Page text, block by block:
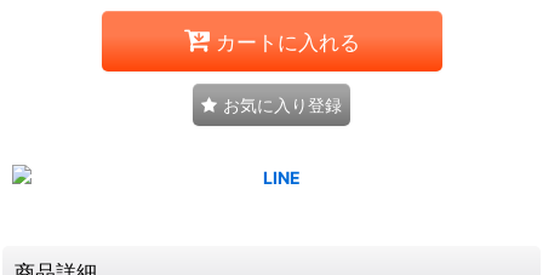
カートに入れる
お気に入り登録